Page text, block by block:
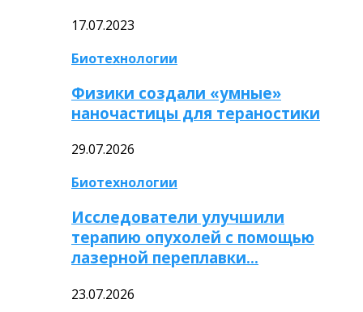
17.07.2023
Биотехнологии
Физики создали «умные»
наночастицы для тераностики
29.07.2026
Биотехнологии
Исследователи улучшили
терапию опухолей с помощью
лазерной переплавки…
23.07.2026